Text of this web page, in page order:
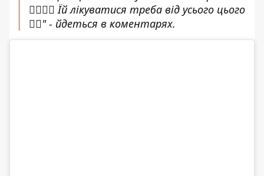
🤦‍♀️🤦‍♀️ Їй лікуватися треба від усього цього
🤦‍♀️" - йдеться в коментарях.